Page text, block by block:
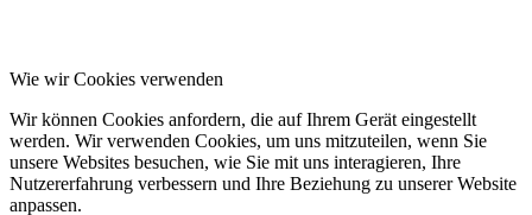
Wie wir Cookies verwenden
Wir können Cookies anfordern, die auf Ihrem Gerät eingestellt
werden. Wir verwenden Cookies, um uns mitzuteilen, wenn Sie
unsere Websites besuchen, wie Sie mit uns interagieren, Ihre
Nutzererfahrung verbessern und Ihre Beziehung zu unserer Website
anpassen.